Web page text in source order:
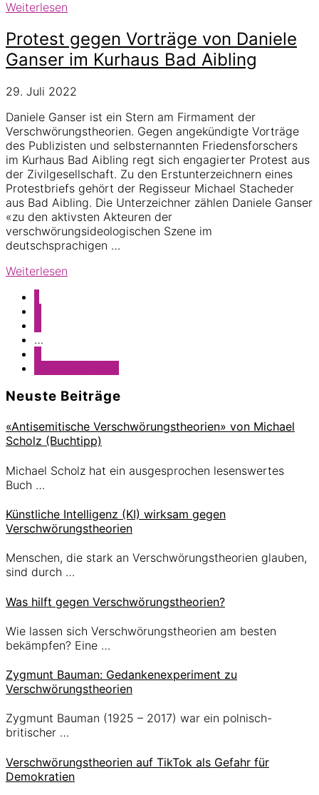
Weitere
gegen
Auftritte
von
Ganser
Bad
Aibling
Weiterlesen
Protest gegen Vorträge von Daniele
Ganser im Kurhaus Bad Aibling
29. Juli 2022
Daniele Ganser ist ein Stern am Firmament der
Verschwörungstheorien. Gegen angekündigte Vorträge
des Publizisten und selbsternannten Friedensforschers
im Kurhaus Bad Aibling regt sich engagierter Protest aus
der Zivilgesellschaft. Zu den Erstunterzeichnern eines
Protestbriefs gehört der Regisseur Michael Stacheder
aus Bad Aibling. Die Unterzeichner zählen Daniele Ganser
«zu den aktivsten Akteuren der
verschwörungsideologischen Szene im
deutschsprachigen …
Protest
Vorträge
von
Daniele
Ganser
Kurhaus
Aibling
Weiterlesen
…
Seitenspalte
Neuste Beiträge
«Antisemitische Verschwörungstheorien» von Michael
Scholz (Buchtipp)
Michael Scholz hat ein ausgesprochen lesenswertes
Buch …
Künstliche Intelligenz (KI) wirksam gegen
Verschwörungstheorien
Menschen, die stark an Verschwörungstheorien glauben,
sind durch …
Was hilft gegen Verschwörungstheorien?
Wie lassen sich Verschwörungstheorien am besten
bekämpfen? Eine …
Zygmunt Bauman: Gedankenexperiment zu
Verschwörungstheorien
Zygmunt Bauman (1925 – 2017) war ein polnisch-
britischer …
Verschwörungstheorien auf TikTok als Gefahr für
Demokratien